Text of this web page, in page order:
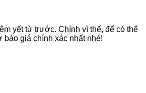
yết từ trước. Chính vì thế, để có thể
giá chính xác nhất nhé!